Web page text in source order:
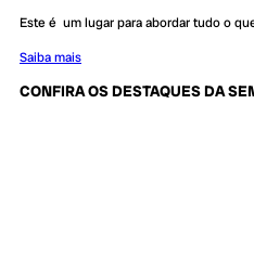
Este é um lugar para abordar tudo o
Saiba mais
CONFIRA OS DESTAQUES DA